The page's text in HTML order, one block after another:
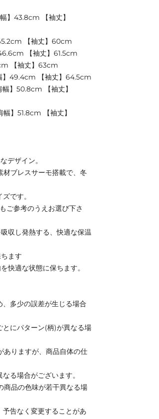
】43.8cm 【袖丈】
【袖丈】60cm
【袖丈】61.5cm
【袖丈】63cm
】49.4cm 【袖丈】64.5cm
】50.8cm 【袖丈】
】51.8cm 【袖丈】
デザイン。
ブレスサーモ搭載で、冬
です。
ご参考のうえお選び下さ
収し発熱する、快適な保温
ます
快適な状態に保ちます。
多少の誤差が生じる場合
にパターン(柄)が異なる場
ありますが、商品自体の仕
る場合がございます。
品の色味が若干異なる場
告なく変更することがあ